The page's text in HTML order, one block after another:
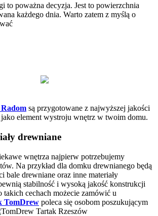
to poważna decyzja. Jest to powierzchnia
każdego dnia. Warto zatem z myślą o
są przygotowane z najwyższej jakości
jako element wystroju wnętrz w twoim domu.
drewniane
wnętrza najpierw potrzebujemy
Na przykład dla domku drewnianego będą
bale drewniane oraz inne materiały
stabilność i wysoką jakość konstrukcji
takich cechach możecie zamówić u
TomDrew poleca się osobom poszukującym